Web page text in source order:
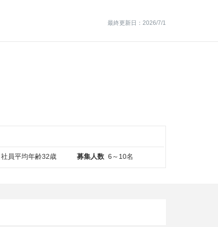
最終更新日：2026/7/1
員平均年齢32歳 募集人数 6～10名